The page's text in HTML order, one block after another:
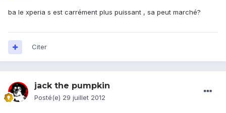
ba le xperia s est carrément plus puissant , sa peut marché?
Citer
jack the pumpkin
Posté(e) 29 juillet 2012